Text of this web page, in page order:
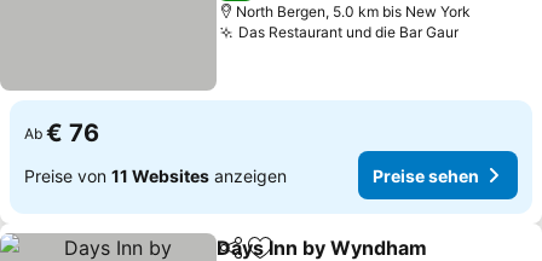
North Bergen, 5.0 km bis New York
Das Restaurant und die Bar Gaur
Ab € 76
Preise von 11 Websites anzeigen Preise sehen
Days Inn by Wyndham